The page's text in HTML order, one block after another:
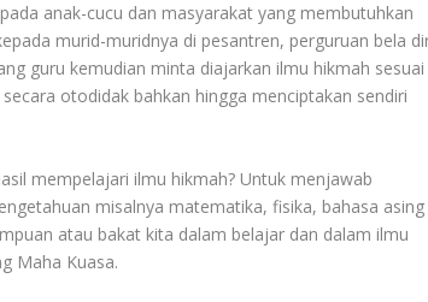
anak-cucu dan masyarakat yang membutuhkan
murid-muridnya di pesantren, perguruan bela
guru kemudian minta diajarkan ilmu hikmah sesuai
otodidak bahkan hingga menciptakan sendiri
mempelajari ilmu hikmah? Untuk menjawab
misalnya matematika, fisika, bahasa asing
atau bakat kita dalam belajar dan dalam ilmu
Maha Kuasa.